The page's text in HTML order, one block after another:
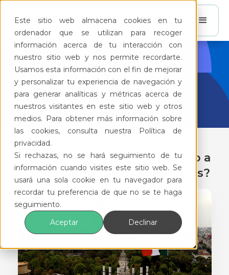
Este sitio web almacena cookies en tu
ordenador que se utilizan para recoger
información acerca de tu interacción con
nuestro sitio web y nos permite recordarte.
Usamos esta información con el fin de mejorar
y personalizar tu experiencia de navegación y
para generar analíticas y métricas acerca de
nuestros visitantes en este sitio web y otros
medios. Para obtener más información sobre
las cookies, consulta nuestra Política de
privacidad.
Si rechazas, no se hará seguimiento de tu
información cuando visites este sitio web. Se
usará una sola cookie en tu navegador para
recordar tu preferencia de que no se te haga
seguimiento.
Aceptar
Declinar
BlogFeliz
¿Cómo realizar mantenimiento a
los elevadores en condominios?